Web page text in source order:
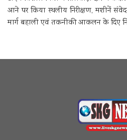
आने पर किया स्थलीय निरीक्षण, मशीनें
मार्ग बहाली एवं तकनीकी आकलन के दिए